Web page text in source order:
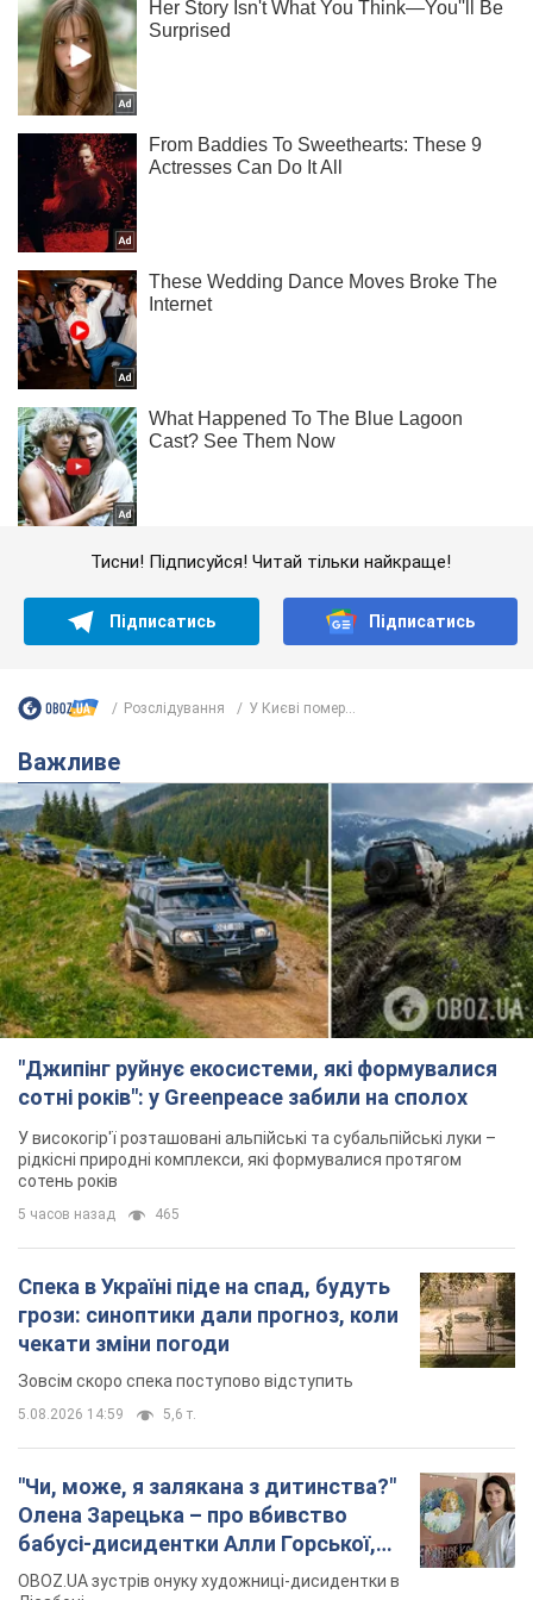
Тисни! Підписуйся! Читай тільки найкраще!
Підписатись Підписатись
Розслідування У Києві помер...
Важливе
"Джипінг руйнує екосистеми, які формувалися
сотні років": у Greenpeace забили на сполох
У високогір'ї розташовані альпійські та субальпійські луки –
рідкісні природні комплекси, які формувалися протягом
сотень років
5 часов назад 465
Спека в Україні піде на спад, будуть
грози: синоптики дали прогноз, коли
чекати зміни погоди
Зовсім скоро спека поступово відступить
5.08.2026 14:59 5,6 т.
"Чи, може, я залякана з дитинства?"
Олена Зарецька – про вбивство
бабусі-дисидентки Алли Горської,
критику Дмитра Стуса та втечу в
OBOZ.UA зустрів онуку художниці-дисидентки в